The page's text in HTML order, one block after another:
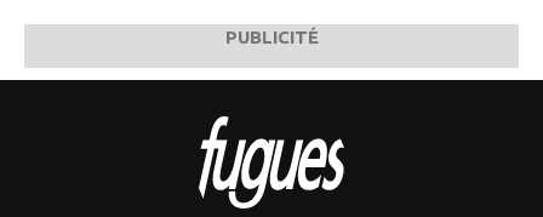
PUBLICITÉ